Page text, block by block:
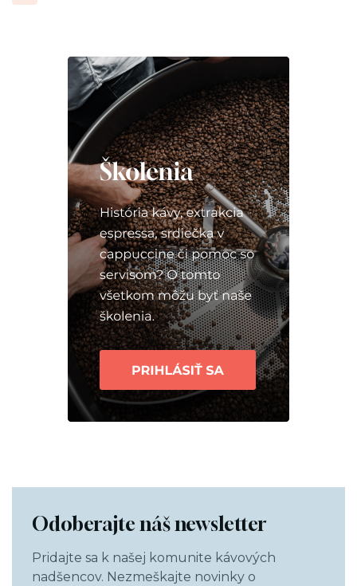
Odoberajte náš newsletter
Pridajte sa k našej komunite kávových
nadšencov. Nezmeškajte novinky o